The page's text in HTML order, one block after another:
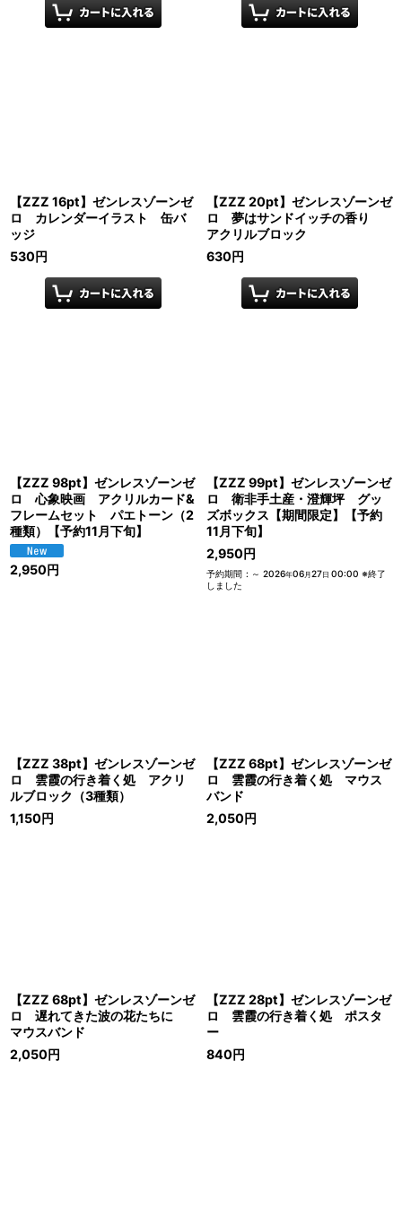
【ZZZ 16pt】ゼンレスゾーンゼ
ロ カレンダーイラスト 缶バ
ッジ
530円
【ZZZ 20pt】ゼンレスゾーンゼ
ロ 夢はサンドイッチの香り
アクリルブロック
630円
【ZZZ 98pt】ゼンレスゾーンゼ
ロ 心象映画 アクリルカード&
フレームセット パエトーン（2
種類）【予約11月下旬】
2,950円
【ZZZ 99pt】ゼンレスゾーンゼ
ロ 衛非手土産・澄輝坪 グッ
ズボックス【期間限定】【予約
11月下旬】
2,950円
予約期間 : ～ 2026年06月27日 00:00 ※終了
しました
【ZZZ 38pt】ゼンレスゾーンゼ
ロ 雲霞の行き着く処 アクリ
ルブロック（3種類）
1,150円
【ZZZ 68pt】ゼンレスゾーンゼ
ロ 雲霞の行き着く処 マウス
バンド
2,050円
【ZZZ 68pt】ゼンレスゾーンゼ
ロ 遅れてきた波の花たちに
マウスバンド
2,050円
【ZZZ 28pt】ゼンレスゾーンゼ
ロ 雲霞の行き着く処 ポスタ
ー
840円